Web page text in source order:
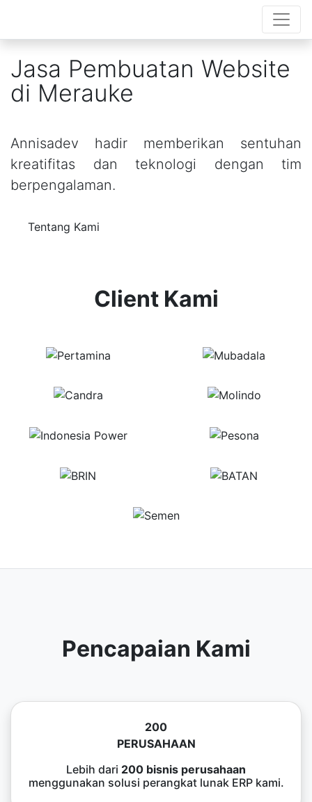
Jasa Pembuatan Website
di Merauke
Annisadev hadir memberikan sentuhan
kreatifitas dan teknologi dengan tim
berpengalaman.
Tentang Kami
Client Kami
Pencapaian Kami
200
PERUSAHAAN
Lebih dari 200 bisnis perusahaan
menggunakan solusi perangkat lunak ERP kami.